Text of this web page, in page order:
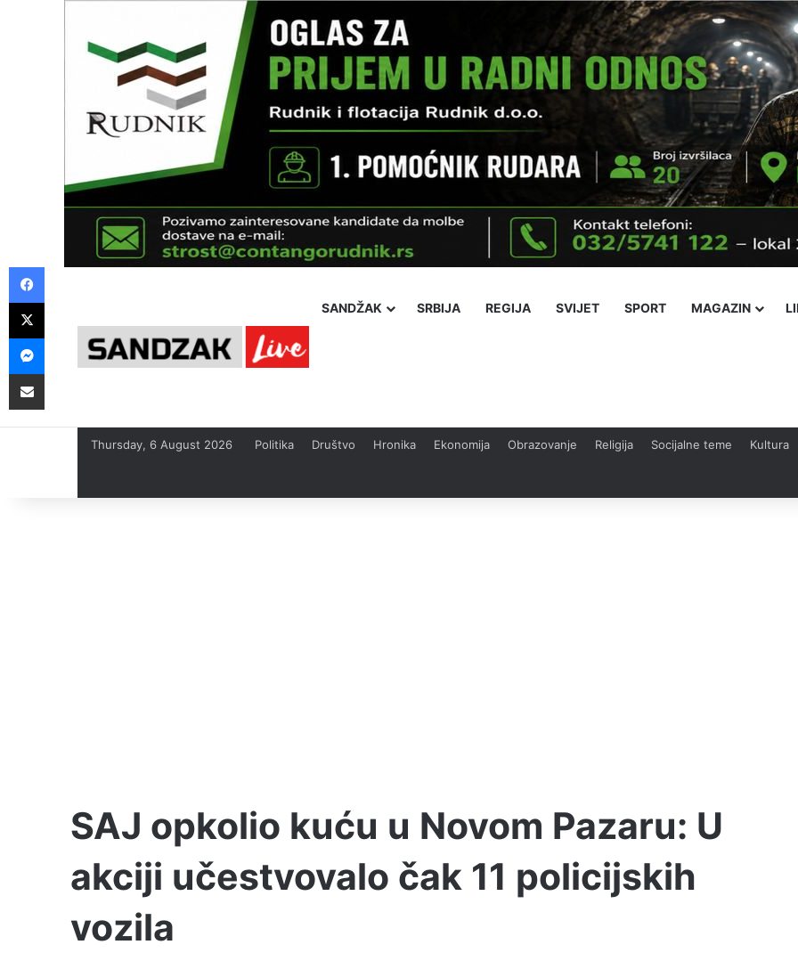
SANDŽAK SRBIJA REGIJA SVIJET SPORT MAGAZIN
Thursday, 6 August 2026 Politika Društvo Hronika Ekonomija Obrazovanje Religija Socijalne teme Kultura
SAJ opkolio kuću u Novom Pazaru: U
akciji učestvovalo čak 11 policijskih
vozila
Facebook
X
Messenger
Pošalji preko E-Maila